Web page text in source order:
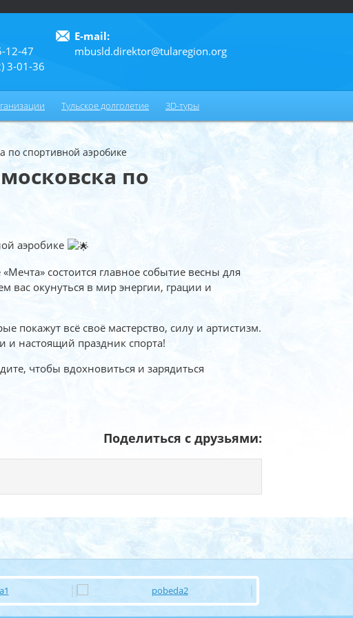
12-47
3-01-36
E-mail:
mbusld.direktor@tularegion.org
Тульское долголетие 3D-туры
по спортивной аэробике
по
аэробике
состоится главное событие весны для
вас окунуться в мир энергии, грации и
покажут всё своё мастерство, силу и артистизм.
и настоящий праздник спорта!
чтобы вдохновиться и зарядиться
Поделиться с друзьями: